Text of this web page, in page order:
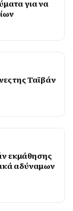
για να
της Ταϊβάν
εκμάθησης
αδύναμων